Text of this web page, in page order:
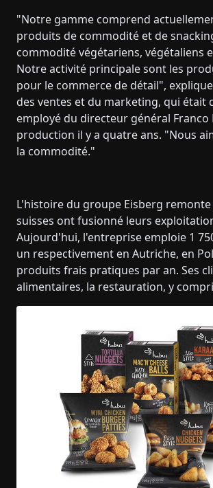
"Notre gamme comprend
produits de commodité et de
commodité végétariens, végétaliens
Notre activité principale sont les
pour le commerce de détail",
des ventes et du marketing, qui était
employé du directeur général
production il y a quatre ans. "Nous
la commodité."
L'histoire du groupe Eisberg
suisses ont fusionné leurs
Aujourd'hui, l'entreprise emploie 1
un respectivement en Autriche, en
produits frais pratiques par an. Ses
alimentaires, la restauration, y